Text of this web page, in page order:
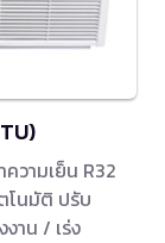
วามเย็น R32
โนมัติ ปรับ
าน / เร่ง